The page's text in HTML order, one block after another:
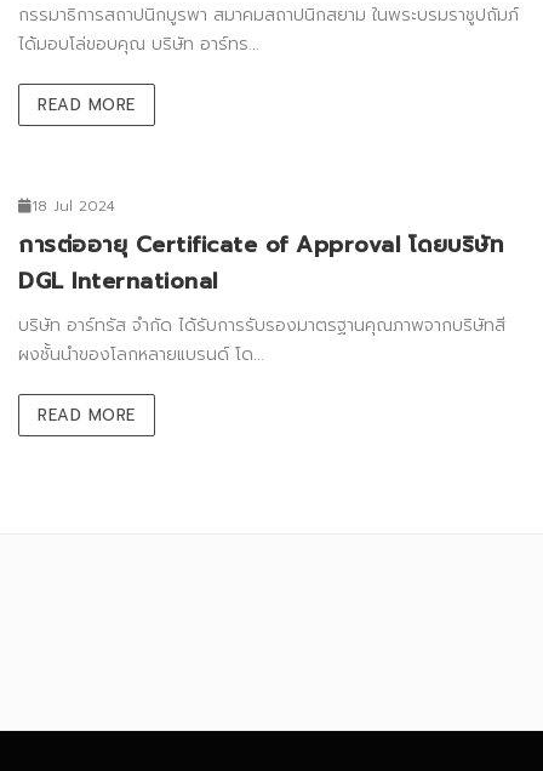
กรรมาธิการสถาปนิกบูรพา สมาคมสถาปนิกสยาม ในพระบรมราชูปถัมภ์
ได้มอบโล่ขอบคุณ บริษัท อาร์ทร...
READ MORE
18 Jul 2024
การต่ออายุ Certificate of Approval โดยบริษัท
DGL International
บริษัท อาร์ทรัส จำกัด ได้รับการรับรองมาตรฐานคุณภาพจากบริษัทสี
ผงชั้นนำของโลกหลายแบรนด์ โด...
READ MORE